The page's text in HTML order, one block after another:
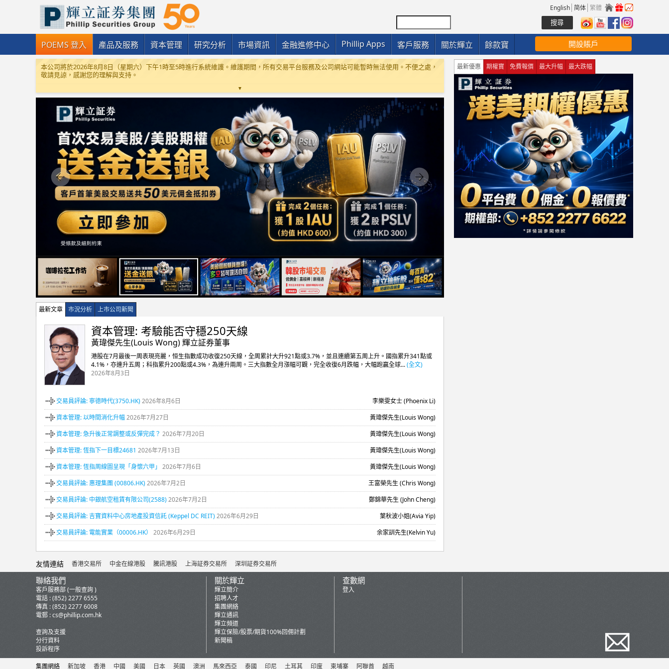
English 简体 繁體
POEMS 登入 產品及服務 資本管理 研究分析 市場資訊 金融進修中心 Phillip Apps 客戶服務 關於輝立 餘款寶 開設賬戶
本公司將於2026年8月8日（星期六）下午1時至5時進行系統維護。維護期間，所有交易平台服務及公司網站可能暫時無法使用。不便之處，
敬請見諒，感謝您的理解與支持。
一. 鑑於近年詐騙個案增加，為了保障客戶並提高他們的警覺性，我們公司推出了“防騙資訊”專頁
戶對應對和預防詐騙的認識。
為配合內地政策，內地客戶有機會接聽不了國際和港澳包括本公司之來電。根據媒體報道，客戶可以透過發送簡訊1219至10086進行確認
登記。相關報道：按此連結
以往通知
▼
最新文章 市況分析 上市公司新聞
資本管理: 考驗能否守穩250天線
黃瑋傑先生(Louis Wong) 輝立証券董事
港股在7月最後一周表現亮麗，恒生指數成功收復250天線，全周累計大升921點或3.7%，並且連續第五周上升。國指累升341點或
4.1%，亦連升五周；科指累升200點或4.3%，為連升兩周。三大指數全月漲幅可觀，完全收復6月跌幅，大幅跑贏全球...(全文)
2026年8月3日
李樂雯女士 (Phoenix Li)
交易員評論: 寧德時代(3750.HK)2026年8月6日
黃瑋傑先生(Louis Wong)
資本管理: 以時間消化升幅2026年7月27日
黃瑋傑先生(Louis Wong)
資本管理: 急升後正常調整或反彈完成？ 2026年7月20日
黃瑋傑先生(Louis Wong)
資本管理: 恆指下一目標24681 2026年7月13日
黃瑋傑先生(Louis Wong)
資本管理: 恆指周線圖呈現「身懷六甲」 2026年7月6日
王富榮先生 (Chris Wong)
交易員評論: 惠理集團 (00806.HK)2026年7月2日
鄭錦華先生 (John Cheng)
交易員評論: 中銀航空租賃有限公司(2588)2026年7月2日
葉秋波小姐(Avia Yip)
交易員評論: 吉寶資料中心房地產投資信託 (Keppel DC REIT)2026年6月29日
余家訓先生(Kelvin Yu)
交易員評論: 電能實業（00006.HK） 2026年6月29日
最新優惠 期權寶 免費報價 最大升幅 最大跌幅
友情連結 香港交易所 中金在線港股 騰訊港股 上海証券交易所 深圳証券交易所
聯絡我們
客戶服務部 (一般查詢 )
電話 : (852) 2277 6555
傳真 : (852) 2277 6008
電郵 :cs@phillip.com.hk
查詢及支援
分行資料
投訴程序
關於輝立
輝立簡介
招聘人才
集團網絡
輝立通訊
輝立頻道
輝立保險/股票/期貨100%回佣計劃
新聞稿
查數網
登入
集團網絡 新加坡 香港 中國 美國 日本 英國 澳洲 馬來西亞 泰國 印尼 土耳其 印度 柬埔寨 阿聯酋 越南